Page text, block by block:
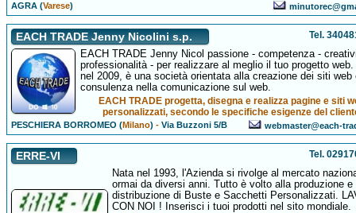
AGRA (Varese)
EACH TRADE Jenny Nicolini s.p. Tel.
EACH TRADE Jenny Nicol passione - competenza -
professionalità - per realizzare al meglio il tuo progetto web.
nel 2009, è una società orientata alla creazione dei siti web
consulenza nella comunicazione sul web.
EACH TRADE progetta, disegna e realizza pagine e siti
personalizzati, secondo le specifiche esigenze del
PESCHIERA BORROMEO (Milano) -Via Buzzoni 5/B webmaster@each-
ERRE-VI Tel.
Nata nel 1993, l'Azienda si rivolge al mercato
ormai da diversi anni. Tutto è volto alla produzione e
distribuzione di Buste e Sacchetti Personalizzati.
CON NOI ! Inserisci i tuoi prodotti nel sito mondiale.